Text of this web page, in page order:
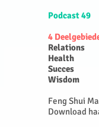
Podcast 49
4
Relations
Health
Succes
Wisdom
Feng Shui
Download